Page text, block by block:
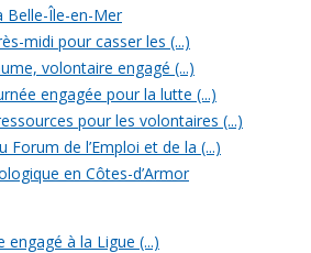
Belle-Île-en-Mer
midi pour casser les (...)
volontaire engagé (...)
engagée pour la lutte (...)
pour les volontaires (...)
Forum de l’Emploi et de la (...)
en Côtes-d’Armor
à la Ligue (...)